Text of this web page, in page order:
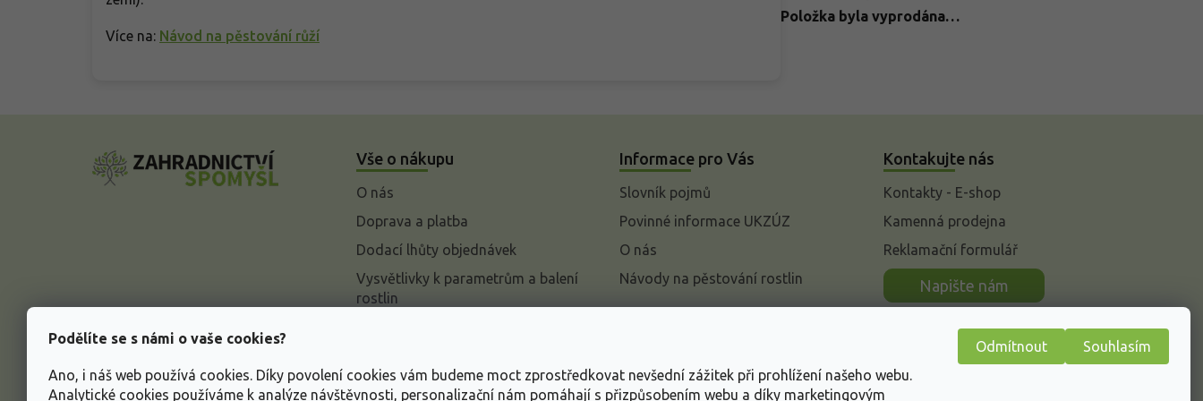
Podělíte se s námi o vaše cookies?
Ano, i náš web používá cookies. Díky povolení cookies vám budeme moct zprostředkovat nevšední zážitek při prohlížení našeho webu.
Analytické cookies používáme k analýze návštěvnosti, personalizační nám pomáhají s přizpůsobením webu a díky marketingovým
Odmítnout Souhlasím
Více na: Návod na pěstování růží
Položka byla vyprodána…
Vše o nákupu
O nás
Doprava a platba
Dodací lhůty objednávek
Vysvětlivky k parametrům a balení
rostlin
Informace o ochraně osobních
Informace pro Vás
Slovník pojmů
Povinné informace UKZÚZ
O nás
Návody na pěstování rostlin
Kontakujte nás
Kontakty - E-shop
Kamenná prodejna
Reklamační formulář
Napište nám